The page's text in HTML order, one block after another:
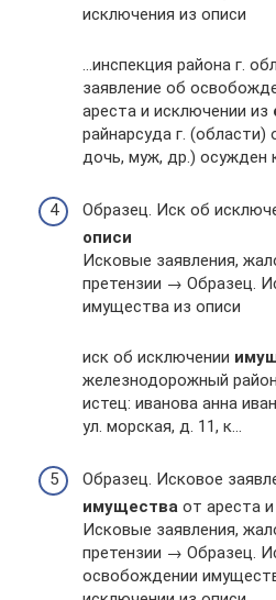
исключения из описи
…инспекция района г.
заявление об
ареста и исключении из
райнарсуда г. (области)
дочь, муж, др.) осужден
Образец. Иск об
описи
Исковые заявления,
претензии → Образец.
имущества из описи
иск об исключении
железнодорожный
истец: иванова анна
ул. морская, д. 11, к…
Образец. Исковое
имущества от ареста
Исковые заявления,
претензии → Образец.
освобождении